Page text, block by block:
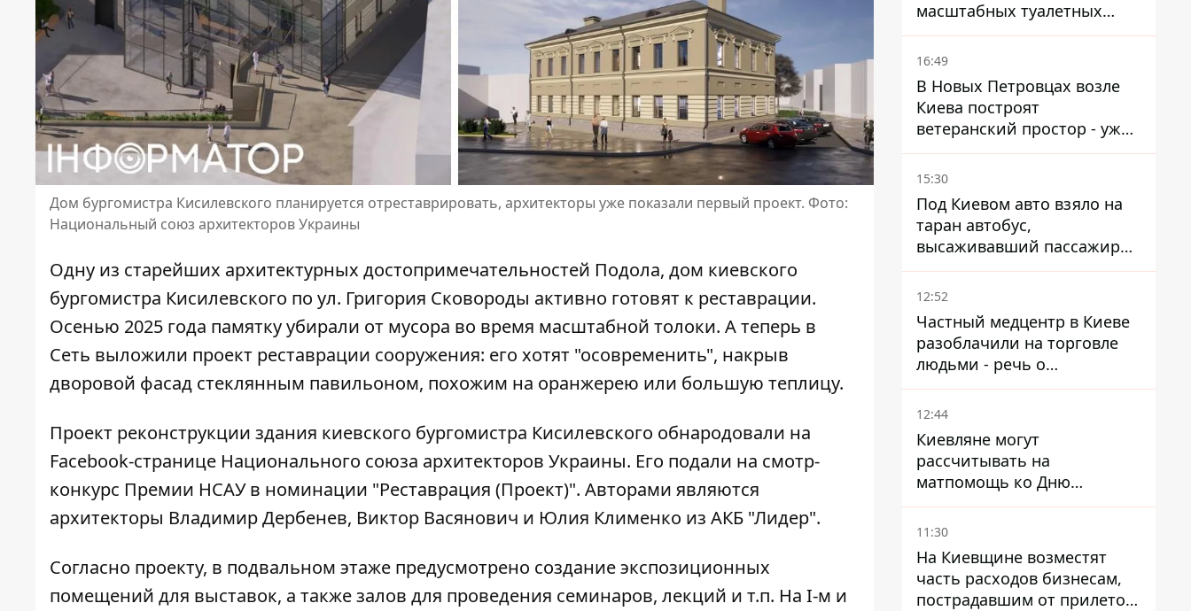
Дом бургомистра Кисилевского планируется отреставрировать, архитекторы уже показали первый проект. Фото:
Национальный союз архитекторов Украины
Одну из старейших архитектурных достопримечательностей Подола, дом киевского
бургомистра Кисилевского по ул. Григория Сковороды активно готовят к реставрации.
Осенью 2025 года памятку убирали от мусора во время масштабной толоки. А теперь в
Сеть выложили проект реставрации сооружения: его хотят "осовременить", накрыв
дворовой фасад стеклянным павильоном, похожим на оранжерею или большую теплицу.
Проект реконструкции здания киевского бургомистра Кисилевского обнародовали на
Facebook-странице Национального союза архитекторов Украины. Его подали на смотр-
конкурс Премии НСАУ в номинации "Реставрация (Проект)". Авторами являются
архитекторы Владимир Дербенев, Виктор Васянович и Юлия Клименко из АКБ "Лидер".
Согласно проекту, в подвальном этаже предусмотрено создание экспозиционных
помещений для выставок, а также залов для проведения семинаров, лекций и т.п. На I-м и
масштабных туалетных
схем с фиктивным домом
16:49
В Новых Петровцах возле
Киева построят
ветеранский простор - уже
нашли проектанта
15:30
Под Киевом авто взяло на
таран автобус,
высаживавший пассажиров
на остановке - пассажир в
больнице
12:52
Частный медцентр в Киеве
разоблачили на торговле
людьми - речь о
суррогатном материнстве
12:44
Киевляне могут
рассчитывать на
матпомощь ко Дню
независимости - кому ее
дадут
11:30
На Киевщине возместят
часть расходов бизнесам,
пострадавшим от прилетов